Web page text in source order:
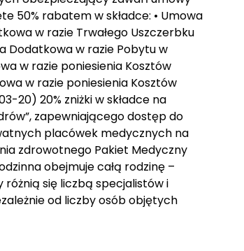
50% rabatem w składce: • Umowa
w razie Trwałego Uszczerbku
Dodatkowa w razie Pobytu w
w razie poniesienia Kosztów
w razie poniesienia Kosztów
20) 20% zniżki w składce na
zapewniającego dostęp do
placówek medycznych na
zdrowotnego Pakiet Medyczny
obejmuje całą rodzinę –
się liczbą specjalistów i
od liczby osób objętych